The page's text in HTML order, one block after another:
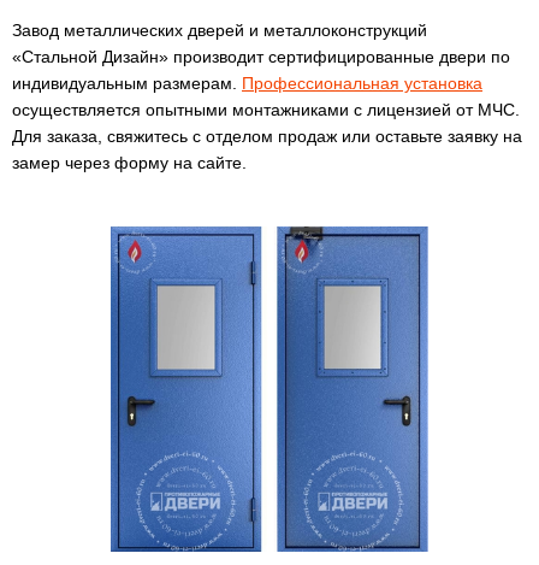
Завод металлических дверей и металлоконструкций
«Стальной Дизайн» производит сертифицированные двери по
индивидуальным размерам. Профессиональная установка
осуществляется опытными монтажниками с лицензией от МЧС.
Для заказа, свяжитесь с отделом продаж или оставьте заявку на
замер через форму на сайте.